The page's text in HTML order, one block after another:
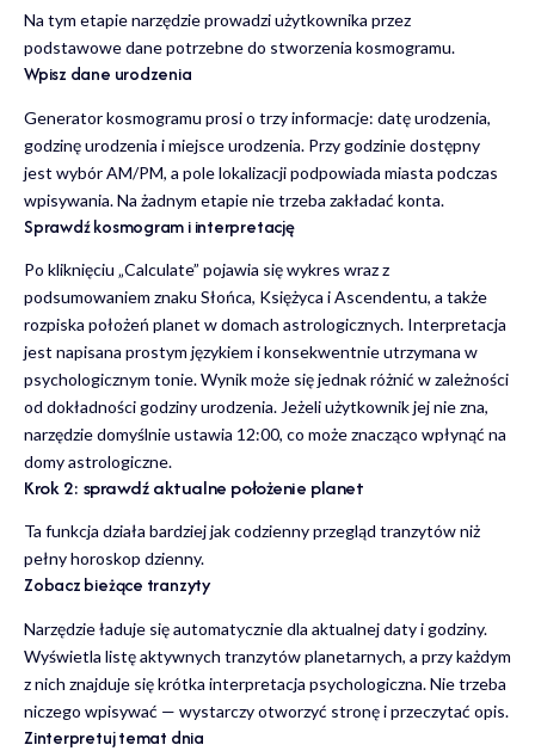
Na tym etapie narzędzie prowadzi użytkownika przez
podstawowe dane potrzebne do stworzenia kosmogramu.
Wpisz dane urodzenia
Generator kosmogramu prosi o trzy informacje: datę urodzenia,
godzinę urodzenia i miejsce urodzenia. Przy godzinie dostępny
jest wybór AM/PM, a pole lokalizacji podpowiada miasta podczas
wpisywania. Na żadnym etapie nie trzeba zakładać konta.
Sprawdź kosmogram i interpretację
Po kliknięciu „Calculate” pojawia się wykres wraz z
podsumowaniem znaku Słońca, Księżyca i Ascendentu, a także
rozpiska położeń planet w domach astrologicznych. Interpretacja
jest napisana prostym językiem i konsekwentnie utrzymana w
psychologicznym tonie. Wynik może się jednak różnić w zależności
od dokładności godziny urodzenia. Jeżeli użytkownik jej nie zna,
narzędzie domyślnie ustawia 12:00, co może znacząco wpłynąć na
domy astrologiczne.
Krok 2: sprawdź aktualne położenie planet
Ta funkcja działa bardziej jak codzienny przegląd tranzytów niż
pełny horoskop dzienny.
Zobacz bieżące tranzyty
Narzędzie ładuje się automatycznie dla aktualnej daty i godziny.
Wyświetla listę aktywnych tranzytów planetarnych, a przy każdym
z nich znajduje się krótka interpretacja psychologiczna. Nie trzeba
niczego wpisywać — wystarczy otworzyć stronę i przeczytać opis.
Zinterpretuj temat dnia